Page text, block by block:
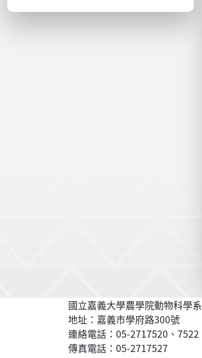
國立嘉義大學農學院動物科學系
地址：嘉義市學府路300號
連絡電話：05-2717520、7522
傳真電話：05-2717527